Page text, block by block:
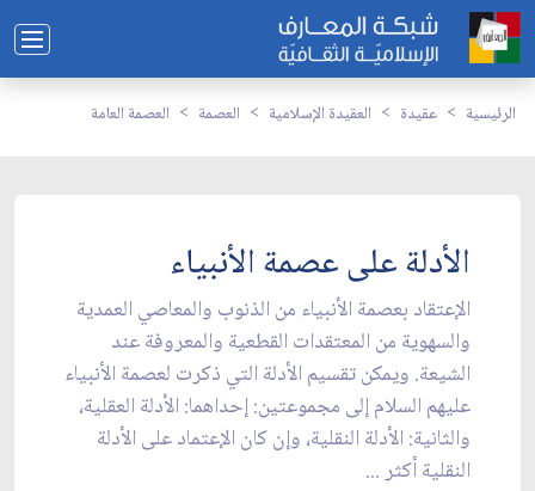
الرئيسية عقيدة العقيدة الإسلامية العصمة العصمة العامة
الأدلة على عصمة الأنبياء
الإعتقاد بعصمة الأنبياء من الذنوب والمعاصي العمدية
والسهوية من المعتقدات القطعية والمعروفة عند
الشيعة. ويمكن تقسيم الأدلة التي ذكرت لعصمة الأنبياء
عليهم السلام إلى مجموعتين: إحداهما: الأدلة العقلية،
والثانية: الأدلة النقلية، وإن كان الإعتماد على الأدلة
النقلية أكثر ...